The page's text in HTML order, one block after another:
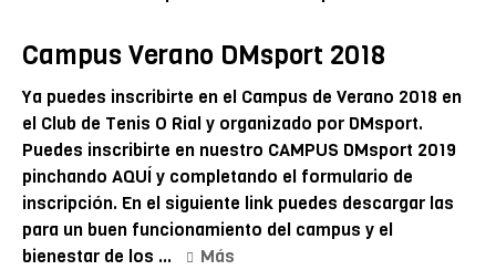
Campus Verano DMsport 2018
Ya puedes inscribirte en el Campus de Verano 2018 en
el Club de Tenis O Rial y organizado por DMsport.
Puedes inscribirte en nuestro CAMPUS DMsport 2019
pinchando AQUÍ y completando el formulario de
inscripción. En el siguiente link puedes descargar las
para un buen funcionamiento del campus y el
bienestar de los ...
Más